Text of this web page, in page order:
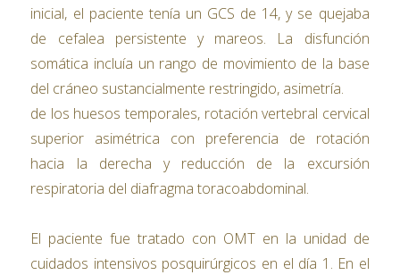
inicial, el paciente tenía un GCS de 14, y se quejaba
de cefalea persistente y mareos. La disfunción
somática incluía un rango de movimiento de la base
del cráneo sustancialmente restringido, asimetría.
de los huesos temporales, rotación vertebral cervical
superior asimétrica con preferencia de rotación
hacia la derecha y reducción de la excursión
respiratoria del diafragma toracoabdominal.
El paciente fue tratado con OMT en la unidad de
cuidados intensivos posquirúrgicos en el día 1. En el